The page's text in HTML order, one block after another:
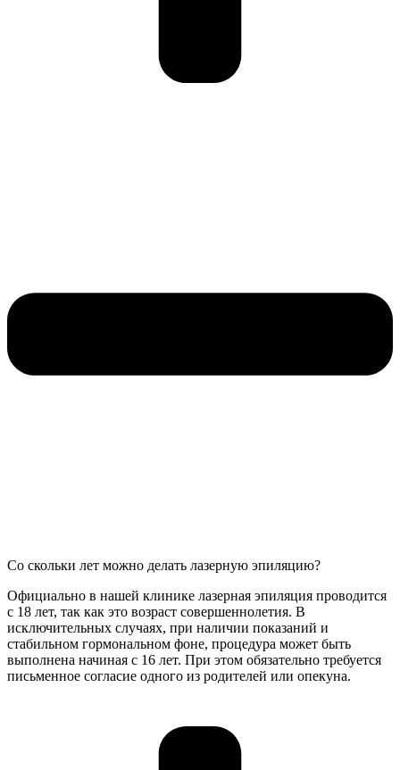
Со скольки лет можно делать лазерную эпиляцию?
Официально в нашей клинике лазерная эпиляция проводится
с 18 лет, так как это возраст совершеннолетия. В
исключительных случаях, при наличии показаний и
стабильном гормональном фоне, процедура может быть
выполнена начиная с 16 лет. При этом обязательно требуется
письменное согласие одного из родителей или опекуна.